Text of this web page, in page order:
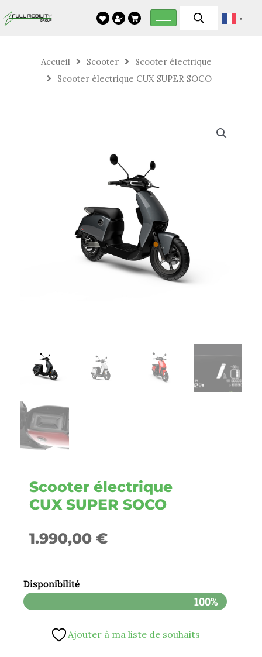
au
▼
Accueil Scooter
Scooter électrique
Scooter électrique CUX SUPER SOCO
Scooter électrique
CUX SUPER SOCO
1.990,00 €
Disponibilité
100%
Ajouter à ma liste de souhaits